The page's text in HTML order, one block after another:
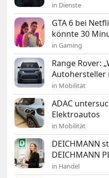
in Dienste
GTA 6 bei
könnte 30
in Gaming
Range Rover:
Autohersteller
in Mobilität
ADAC
Elektroautos
in Mobilität
DEICHMANN
DEICHMANN
in Handel